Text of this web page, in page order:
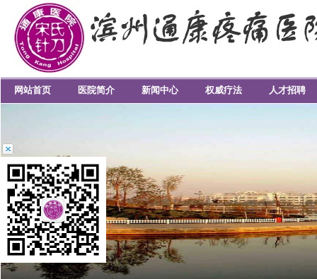
网站首页 医院简介 新闻中心 权威疗法 人才招聘